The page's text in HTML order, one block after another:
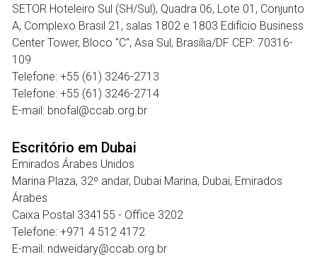
SETOR Hoteleiro Sul (SH/Sul), Quadra 06, Lote 01, Conjunto
A, Complexo Brasil 21, salas 1802 e 1803 Edifício Business
Center Tower, Bloco "C", Asa Sul, Brasília/DF CEP: 70316-
109
Telefone: +55 (61) 3246-2713
Telefone: +55 (61) 3246-2714
E-mail: bnofal@ccab.org.br
Escritório em Dubai
Emirados Árabes Unidos
Marina Plaza, 32º andar, Dubai Marina, Dubai, Emirados
Árabes
Caixa Postal 334155 - Office 3202
Telefone: +971 4 512 4172
E-mail: ndweidary@ccab.org.br